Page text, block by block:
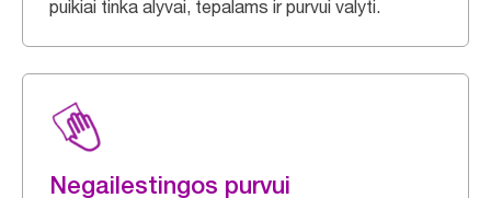
puikiai tinka alyvai, tepalams ir purvui valyti.
Negailestingos purvui